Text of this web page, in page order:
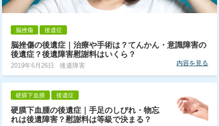
脳挫傷 後遺症
脳挫傷の後遺症｜治療や手術は？てんかん・意識障害の
後遺症？後遺障害慰謝料はいくら？
2019年6月26日 後遺障害 内容を見る
硬膜下血腫 後遺症
硬膜下血腫の後遺症｜手足のしびれ・物忘
れは後遺障害？慰謝料は等級で決まる？